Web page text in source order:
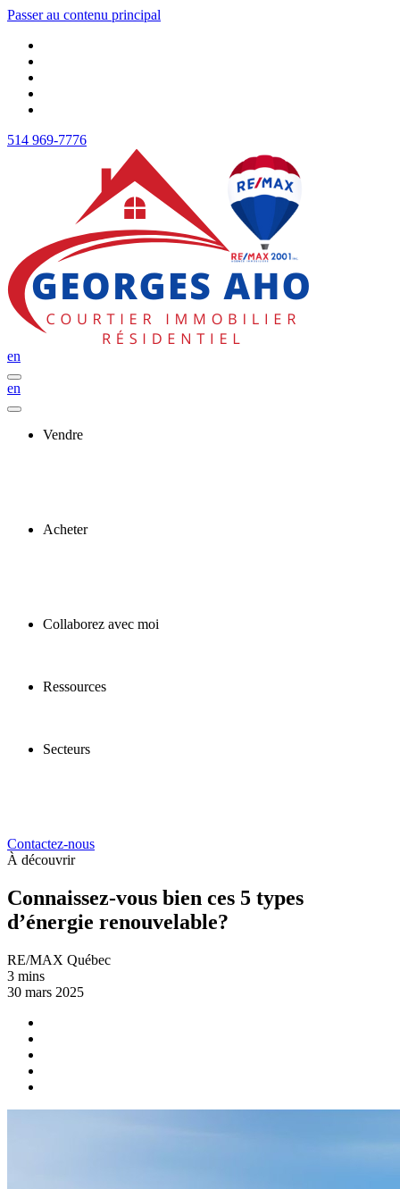
Passer au contenu principal
514 969-7776
en
en
Vendre
Acheter
Collaborez avec moi
Ressources
Secteurs
Contactez-nous
À découvrir
Connaissez-vous bien ces 5 types
d’énergie renouvelable?
RE/MAX Québec
3 mins
30 mars 2025